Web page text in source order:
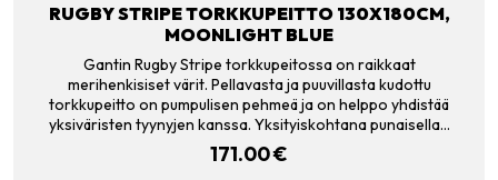
RUGBY STRIPE TORKKUPEITTO 130X180CM,
MOONLIGHT BLUE
Gantin Rugby Stripe torkkupeitossa on raikkaat
merihenkisiset värit. Pellavasta ja puuvillasta kudottu
torkkupeitto on pumpulisen pehmeä ja on helppo yhdistää
yksiväristen tyynyjen kanssa. Yksityiskohtana punaisella…
171.00€